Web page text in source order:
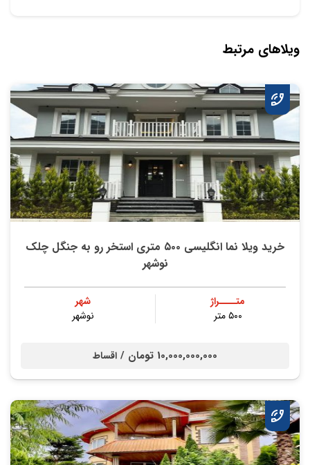
ویلاهای مرتبط
خرید ویلا نما انگلیسی ۵۰۰ متری استخر رو به جنگل چلک
نوشهر
متــــراژ
۵۰۰ متر
شهر
نوشهر
10,000,000,000 تومان / اقساط